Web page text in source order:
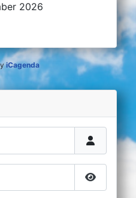
2026
iCagenda
Passwort